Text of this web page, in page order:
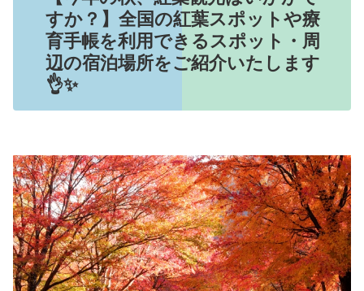
すか？】全国の紅葉スポットや療
育手帳を利用できるスポット・周
辺の宿泊場所をご紹介いたします
👌✨